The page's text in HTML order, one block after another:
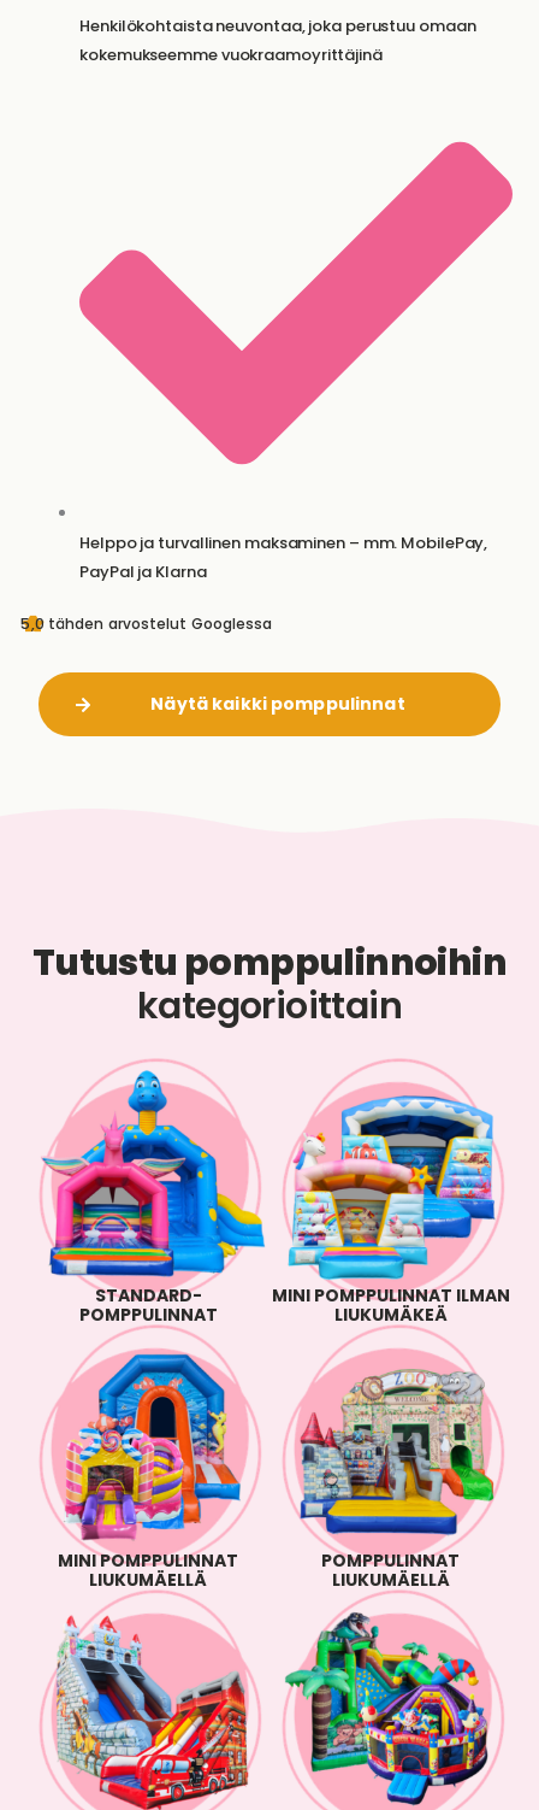
Henkilökohtaista neuvontaa, joka perustuu omaan
kokemukseemme vuokraamoyrittäjinä
Helppo ja turvallinen maksaminen – mm. MobilePay,
PayPal ja Klarna
5,0 tähden arvostelut Googlessa
Näytä kaikki pomppulinnat
Tutustu pomppulinnoihin
kategorioittain
STANDARD-
POMPPULINNAT
MINI POMPPULINNAT ILMAN
LIUKUMÄKEÄ
MINI POMPPULINNAT
LIUKUMÄELLÄ
POMPPULINNAT
LIUKUMÄELLÄ